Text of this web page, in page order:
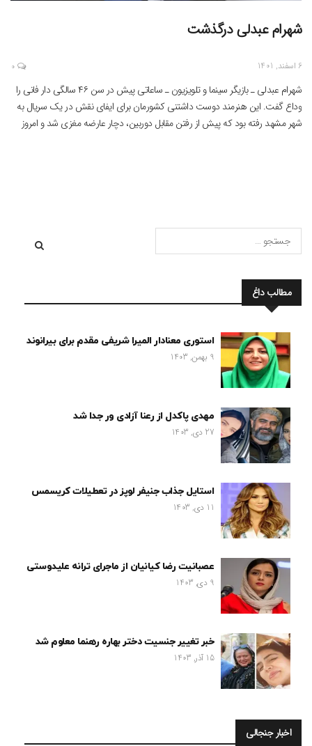
شهرام عبدلی درگذشت
6 اسفند, 1401 0
شهرام عبدلی ـ بازیگر سینما و تلویزیون ـ ساعاتی پیش در سن ۴۶ سالگی دار فانی را
وداع گفت. این هنرمند دوست داشتنی کشورمان برای ایفای نقش در یک سریال به
شهر مشهد رفته بود که پیش از رفتن مقابل دوربین، دچار عارضه مغزی شد و امروز
مطالب داغ
استوری معنادار المیرا شریفی مقدم برای بیرانوند
9 بهمن, 1403
مهدی پاکدل از رعنا آزادی ور جدا شد
27 دی, 1403
استایل جذاب جنیفر لوپز در تعطیلات کریسمس
11 دی, 1403
عصبانیت رضا کیانیان از ماجرای ترانه علیدوستی
9 دی, 1403
خبر تغییر جنسیت دختر بهاره رهنما معلوم شد
15 آذر, 1403
اخبار جنجالی